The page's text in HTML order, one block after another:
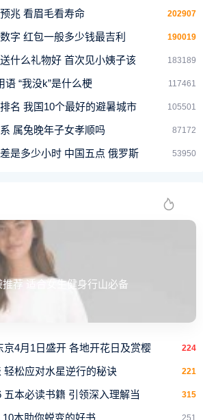
一。
没有松子呢？
误解，其他的松树也是能生产出松子
，一般是难以发现而已。
兆 看眉毛看寿命 202907
字 红包一般多少钱最吉利 190019
什么礼物好 首次见小姨子该 183189
“我没k”是什么梗 117461
名 我国10个最好的避暑城市 105501
属兔晚年子女孝顺吗 87172
是多少小时 中国五点 俄罗斯 53950
推荐 适合女生健身行山必备
京4月1日盛开 各地开花日及赏樱 224
轻松应对水星逆行的秘诀 221
五本必读书籍 引领深入理解当 315
本助你蜕变的好书 251